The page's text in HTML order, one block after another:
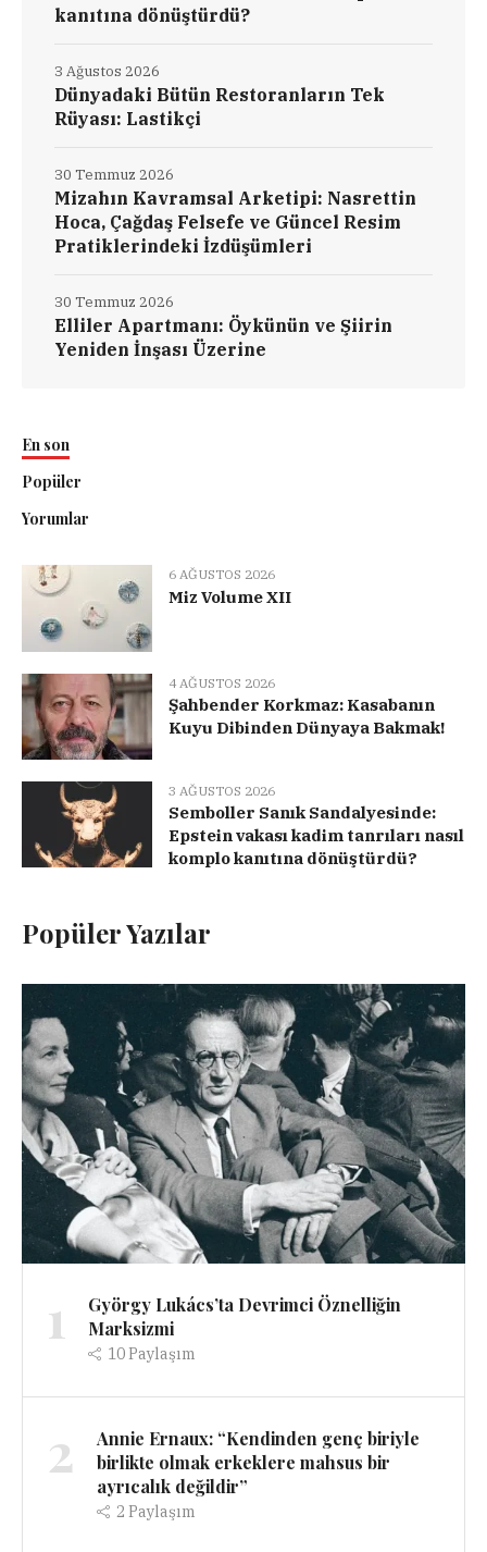
kanıtına dönüştürdü?
Dünyadaki Bütün Restoranların Tek
Rüyası: Lastikçi
3 Ağustos 2026
Mizahın Kavramsal Arketipi: Nasrettin
Hoca, Çağdaş Felsefe ve Güncel Resim
Pratiklerindeki İzdüşümleri
30 Temmuz 2026
Elliler Apartmanı: Öykünün ve Şiirin
Yeniden İnşası Üzerine
30 Temmuz 2026
En son
Popüler
Yorumlar
6 AĞUSTOS 2026
Miz Volume XII
4 AĞUSTOS 2026
Şahbender Korkmaz: Kasabanın
Kuyu Dibinden Dünyaya Bakmak!
3 AĞUSTOS 2026
Semboller Sanık Sandalyesinde:
Epstein vakası kadim tanrıları nasıl
komplo kanıtına dönüştürdü?
Popüler Yazılar
1
György Lukács’ta Devrimci Öznelliğin
Marksizmi
10Paylaşım
2
Annie Ernaux: “Kendinden genç biriyle
birlikte olmak erkeklere mahsus bir
ayrıcalık değildir”
2 Paylaşım